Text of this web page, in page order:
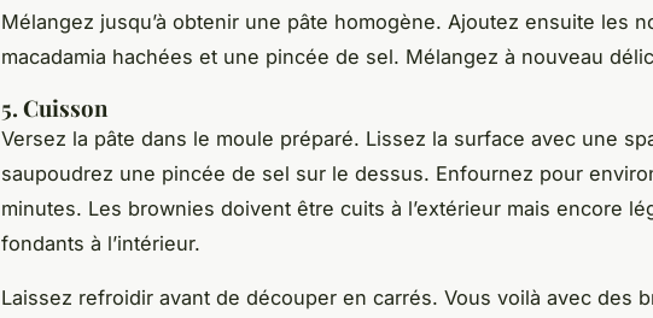
Mélangez jusqu’à obtenir une pâte homogène. Ajoutez ensuite les
macadamia hachées et une pincée de sel. Mélangez à nouveau
5. Cuisson
Versez la pâte dans le moule préparé. Lissez la surface avec une
saupoudrez une pincée de sel sur le dessus. Enfournez pour
minutes. Les brownies doivent être cuits à l’extérieur mais encore
fondants à l’intérieur.
Laissez refroidir avant de découper en carrés. Vous voilà avec des